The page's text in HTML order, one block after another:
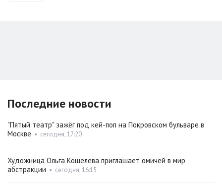
Последние новости
"Пятый театр" зажёг под кей-поп на Покровском бульваре в
Москве • сегодня, 17:20
Художница Ольга Кошелева приглашает омичей в мир
абстракции • сегодня, 16:15